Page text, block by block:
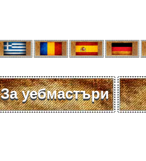
За уебмастъри